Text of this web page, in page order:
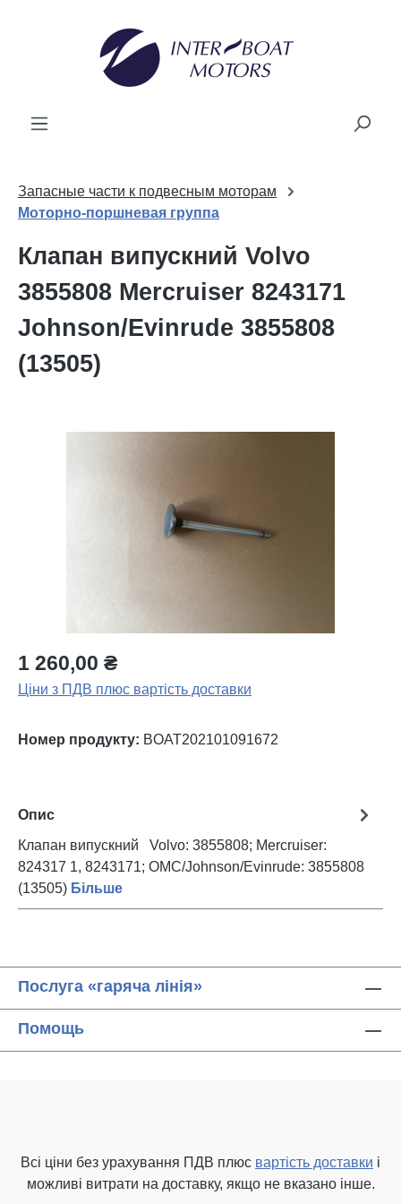
Запасные части к подвесным моторам
Моторно-поршневая группа
Клапан випускний Volvo
3855808 Mercruiser 8243171
Johnson/Evinrude 3855808
(13505)
1 260,00 ₴
Ціни з ПДВ плюс вартість доставки
Номер продукту: BOAT202101091672
Опис
Клапан випускний Volvo: 3855808; Mercruiser:
824317 1, 8243171; OMC/Johnson/Evinrude: 3855808
(13505) Більше
Послуга «гаряча лінія»
Помощь
Всі ціни без урахування ПДВ плюс вартість доставки і
можливі витрати на доставку, якщо не вказано інше.